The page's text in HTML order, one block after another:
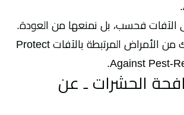
الآفات فحسب، بل نمنعها من العودة.
نحرص على حمايتك من الأمراض المرتبطة بالآفات Protect
Against Pest-
الحشرات ـ عن